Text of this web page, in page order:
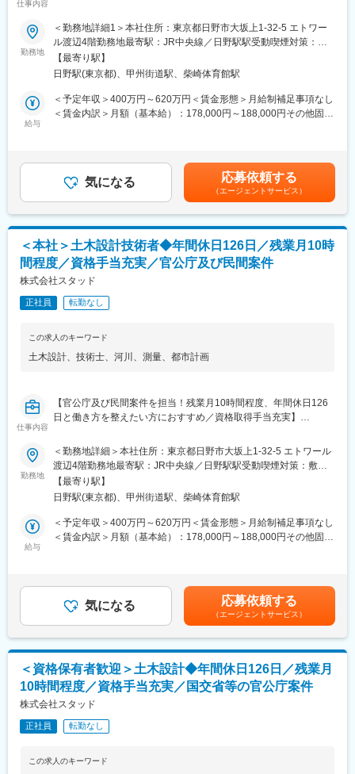
支持して頂き、また誠実な取組も評価して頂いて着実な成長を遂
げてまいりました。社内外問わず、人と人との絆に重きを置いて
社員一同取り組んでおります。また、社名のスタッド「stad」の
由来はSkilled Technical Art Designers（洗練された技術者集団）
「お客様のニーズが第一」の意識の下、地域のリーディングコン
サルタントを目指しています。
仕事内容
■職務詳細：
・東京本社または同社お取引先官公庁内等（民間コンサル等）に
常勤して頂き、土木設計・積算に関する業務をお任せします。
・国土交通省をはじめとする官公庁の公共事業を円滑に進めるた
め、建設コンサルタントの 立場で業務支援を行っています。
・設計数量計算書及び設計図書の作成・照査
・事業関係機関との連絡調整補助
・設計課所管業務の補助
※word,excel,CADの他専用ソフトを使用し業務を行います。
多年にわたり国土交通省とのお取引をしており、残業をしない前
提で施工計画を立てて受注をしているため、年間休日126日と働
きやすい環境が実現できています。また働き方改革に力を入れて
おり、管理職が勤務時間をチェックして残業が多いチームがあれ
ば人員を調整するなど業務の平準化を進めております。そのため
残業は月10時間程度と少なめに抑えられてきています。デスクワ
けられるのが特長で、30代～50代の転職実績も豊富です。
■同社の特徴：
げてまいりました。社内外問わず、人と人との絆に重きを置いて
社員一同取り組んでおります。また、社名のスタッド「stad」の
の頭文字をとったもので、初心を忘れず常に技術の向上を心がけ
「お客様のニーズが第一」の意識の下、地域のリーディングコン
サルタントを目指しています。
同社には中途入社者が多数在籍しており、個人の能力を重視して
性別や年齢に関わらず、アイディアや意見を発信、交換ができる
変更の範囲：会社の定める業務
勤務地
＜勤務地詳細1＞本社住所：東京都日野市大坂上1-32-5 エトワー
ル渡辺4階勤務地最寄駅：JR中央線／日野駅駅受動喫煙対策：敷
地内喫煙可能場所あり＜勤務地詳細2＞弊社お取引先での勤務住
所：東京都 受動喫煙対策：屋内全面禁煙変更の範囲：会社の定め
【最寄り駅】
日野駅(東京都)、甲州街道駅、柴崎体育館駅
給与
＜予定年収＞400万円～620万円＜賃金形態＞月給制補足事項なし
＜賃金内訳＞月額（基本給）：178,000円～188,000円その他固定
む）＜昇給有無＞有＜残業手当＞有＜給与補足＞■賞与：年2回※
経験・能力・年齢等を考慮の上、当社規定より決定致します。※有
資格者は優遇致します。賃金はあくまでも目安の金額であり、選
考を通じて上下する可能性があります。月給(月額)は固定手当を含
めた表記です。
気になる 応募依頼する
（エージェントサービス）
＜本社＞土木設計技術者◆年間休日126日／残業月10時
間程度／資格手当充実／官公庁及び民間案件
株式会社スタッド
正社員 転勤なし
この求人のキーワード
土木設計、 技術士、 河川 、 測量、 都市計画
仕事内容
【官公庁及び民間案件を担当！残業月10時間程度、年間休日126
日と働き方を整えたい方におすすめ／資格取得手当充実】
官公庁、民間企業等の発注案件に関する土木設計（都市計画・造
成計画・道路・河川・橋梁・上下水道・測量調査設計・構造物点
検調査）を行っていただきます。
【具体的には】
・基本設計および実施設計
・現地踏査・測量調査
・顧客との打合せ（有資格者には主任技術者として管理を担当し
多年にわたり国土交通省とのお取引をしており、施工計画を立て
て受注をしているため、年間休日126日と働きやすい環境が実現
できてます。また働き方改革に力を入れており、業務の平準化を
のが特長で、30代～50代の転職実績も豊富です。
■組織構成：
配属先の本社技術部には12名の技術者が在席しております(2025
年4月現在)。他にも100名以上の技術スタッフが全国で活躍し、連
携しながら業務に当たっています。
できるよう、チームワークを大事に業務に当たってます。
勤務地
＜勤務地詳細＞本社住所：東京都日野市大坂上1-32-5 エトワール
渡辺4階勤務地最寄駅：JR中央線／日野駅駅受動喫煙対策：敷地
内喫煙可能場所あり変更の範囲：会社の定める事業所
【最寄り駅】
日野駅(東京都)、甲州街道駅、柴崎体育館駅
給与
＜予定年収＞400万円～620万円＜賃金形態＞月給制補足事項なし
＜賃金内訳＞月額（基本給）：178,000円～188,000円その他固定
む）＜昇給有無＞有＜残業手当＞有＜給与補足＞■昇給：1ヶ月あ
たり500円～10,000円（過去実績）■賞与：年2回※計3.5カ月（過
去実績）※その他決算賞与※別途資格手当（5,000円～100,000円）
賃金はあくまでも目安の金額であり、選考を通じて上下する可能
性があります。月給(月額)は固定手当を含めた表記です。
気になる 応募依頼する
（エージェントサービス）
＜資格保有者歓迎＞土木設計◆年間休日126日／残業月
10時間程度／資格手当充実／国交省等の官公庁案件
株式会社スタッド
正社員 転勤なし
この求人のキーワード